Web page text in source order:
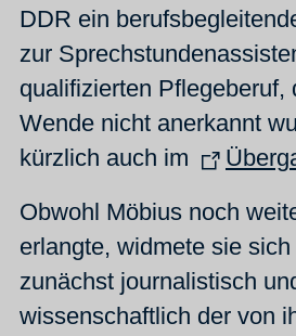
DDR ein
zur
qualifizierten Pflegeberuf,
Wende nicht anerkannt
kürzlich auch im
Obwohl Möbius noch
erlangte, widmete sie
zunächst journalistisch
wissenschaftlich der von